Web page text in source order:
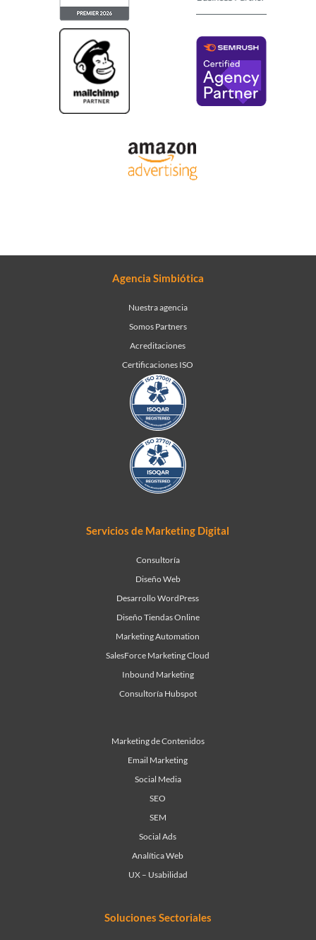
Agencia Simbiótica
Nuestra agencia
Somos Partners
Acreditaciones
Certificaciones ISO
Servicios de Marketing Digital
Consultoría
Diseño Web
Desarrollo WordPress
Diseño Tiendas Online
Marketing Automation
SalesForce Marketing Cloud
Inbound Marketing
Consultoría Hubspot
Marketing de Contenidos
Email Marketing
Social Media
SEO
SEM
Social Ads
Analítica Web
UX – Usabilidad
Soluciones Sectoriales